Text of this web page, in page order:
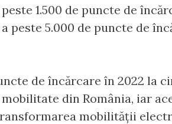
1.500 de puncte de
5.000 de puncte de
de încărcare în 2022 la
din România, iar
mobilității